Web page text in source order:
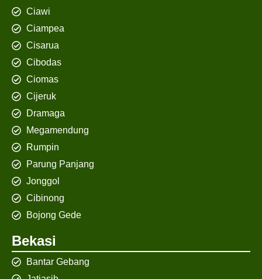
Ciawi
Ciampea
Cisarua
Cibodas
Ciomas
Cijeruk
Dramaga
Megamendung
Rumpin
Parung Panjang
Jonggol
Cibinong
Bojong Gede
Bekasi
Bantar Gebang